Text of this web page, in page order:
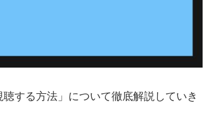
する方法」について徹底解説していき